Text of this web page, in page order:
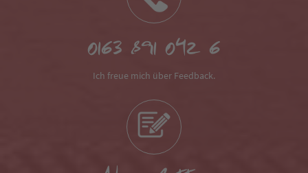
0163 891 042 6
Ich freue mich über Feedback.